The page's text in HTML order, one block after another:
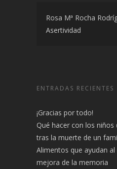
Rosa Mª Rocha
Asertividad
ENTRADAS RECIENTES
¡Gracias por todo!
Qué hacer con los niños
tras la muerte de un
Alimentos que ayudan
mejora de la memoria